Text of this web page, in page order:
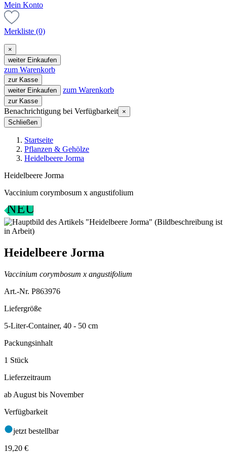
Mein Konto
Merkliste (0)
×
weiter Einkaufen
zum Warenkorb
zur Kasse
weiter Einkaufen
zum Warenkorb
zur Kasse
Benachrichtigung bei Verfügbarkeit ×
Schließen
Startseite
Pflanzen & Gehölze
Heidelbeere Jorma
Heidelbeere Jorma
Vaccinium corymbosum x angustifolium
NEU
Heidelbeere Jorma
Vaccinium corymbosum x angustifolium
Art.-Nr. P863976
Liefergröße
5-Liter-Container, 40 - 50 cm
Packungsinhalt
1 Stück
Lieferzeitraum
ab August bis November
Verfügbarkeit
jetzt bestellbar
19,20 €